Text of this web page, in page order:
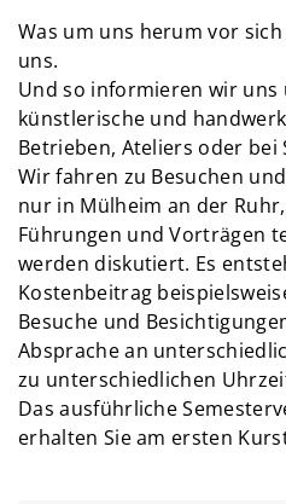
Was um uns herum vor
uns.
Und so informieren wir uns
künstlerische und
Betrieben, Ateliers oder bei
Wir fahren zu Besuchen
nur in Mülheim an der
Führungen und Vorträgen
werden diskutiert. Es
Kostenbeitrag
Besuche und
Absprache an
zu unterschiedlichen
Das ausführliche
erhalten Sie am ersten